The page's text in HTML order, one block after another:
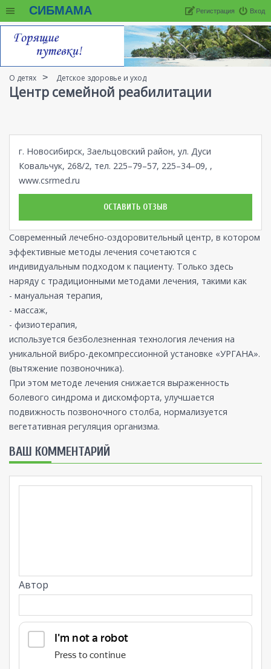
СИБМАМА Вход
Регистрация
О детях Детское здоровье и уход
Центр семейной реабилитации
г. Новосибирск, Заельцовский район, ул. Дуси
Ковальчук, 268/2, тел. 225–79–57, 225–34–09, ,
www.csrmed.ru
ОСТАВИТЬ ОТЗЫВ
Современный лечебно-оздоровительный центр, в котором
эффективные методы лечения сочетаются с
индивидуальным подходом к пациенту. Только здесь
наряду с традиционными методами лечения, такими как
- мануальная терапия,
- массаж,
- физиотерапия,
используется безболезненная технология лечения на
уникальной вибро-декомпрессионной установке «УРГАНА».
(вытяжение позвоночника).
При этом методе лечения снижается выраженность
болевого синдрома и дискомфорта, улучшается
подвижность позвоночного столба, нормализуется
вегетативная регуляция организма.
ВАШ КОММЕНТАРИЙ
Автор